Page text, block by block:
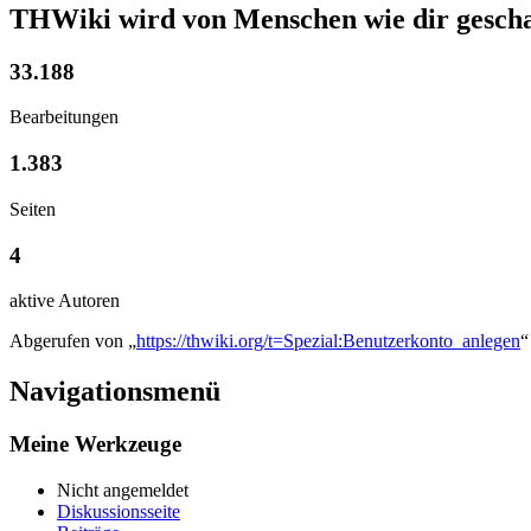
THWiki wird von Menschen wie dir
33.188
Bearbeitungen
1.383
Seiten
4
aktive Autoren
Abgerufen von „https://thwiki.org/t=Spezial:Benutzerkonto_anlegen“
Navigationsmenü
Meine Werkzeuge
Nicht angemeldet
Diskussionsseite